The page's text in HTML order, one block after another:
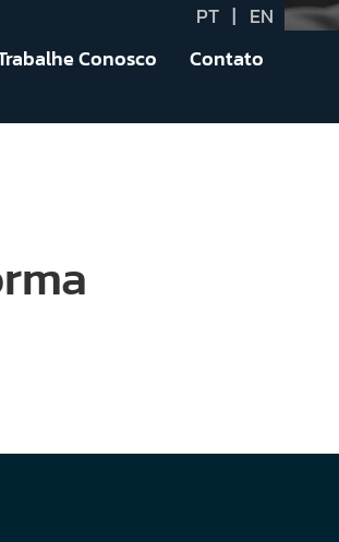
PT | EN
Conosco Contato